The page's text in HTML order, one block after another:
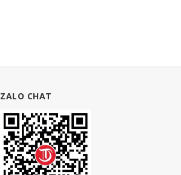
ZALO CHAT